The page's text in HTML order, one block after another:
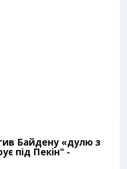
Байдену «дулю з
під Пекін" -